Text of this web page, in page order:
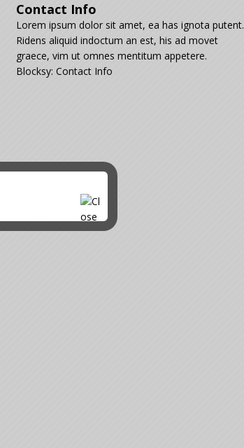
Contact Info
Lorem ipsum dolor sit amet, ea has ignota putent.
Ridens aliquid indoctum an est, his ad movet
graece, vim ut omnes mentitum appetere.
Blocksy: Contact Info